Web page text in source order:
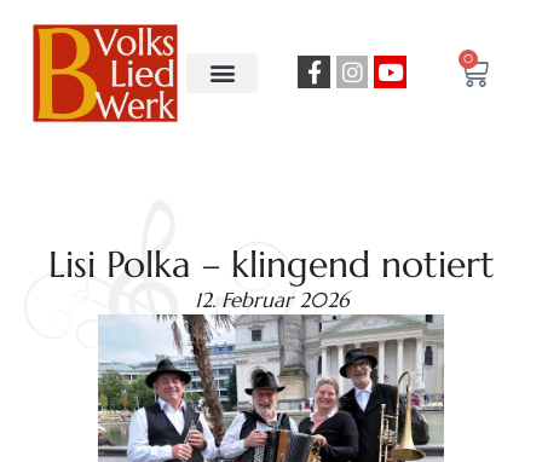
0
Lisi Polka – klingend notiert
12. Februar 2026